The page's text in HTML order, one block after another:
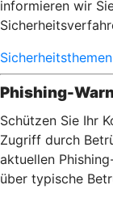
informieren wir
Sicherheitsthemen
Phishing-
Schützen Sie Ihr
Zugriff durch
aktuellen
über typische